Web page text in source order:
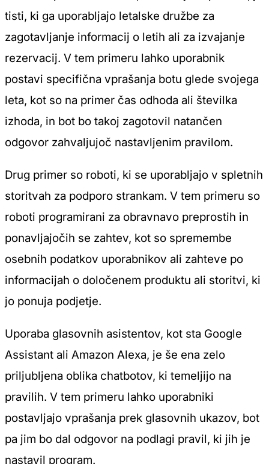
tisti, ki ga uporabljajo letalske družbe za
zagotavljanje informacij o letih ali za izvajanje
rezervacij. V tem primeru lahko uporabnik
postavi specifična vprašanja botu glede svojega
leta, kot so na primer čas odhoda ali številka
izhoda, in bot bo takoj zagotovil natančen
odgovor zahvaljujoč nastavljenim pravilom.
Drug primer so roboti, ki se uporabljajo v spletnih
storitvah za podporo strankam. V tem primeru so
roboti programirani za obravnavo preprostih in
ponavljajočih se zahtev, kot so spremembe
osebnih podatkov uporabnikov ali zahteve po
informacijah o določenem produktu ali storitvi, ki
jo ponuja podjetje.
Uporaba glasovnih asistentov, kot sta Google
Assistant ali Amazon Alexa, je še ena zelo
priljubljena oblika chatbotov, ki temeljijo na
pravilih. V tem primeru lahko uporabniki
postavljajo vprašanja prek glasovnih ukazov, bot
pa jim bo dal odgovor na podlagi pravil, ki jih je
nastavil program.